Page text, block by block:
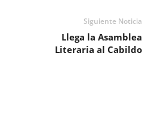
Siguiente Noticia
Llega la Asamblea
Literaria al Cabildo